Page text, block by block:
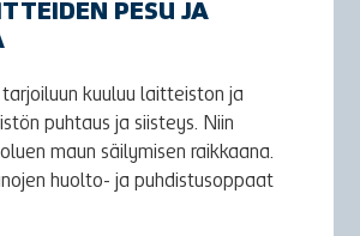
PESU JA
tarjoiluun kuuluu laitteiston ja
puhtaus ja siisteys. Niin
maun säilymisen raikkaana.
huolto- ja puhdistusoppaat